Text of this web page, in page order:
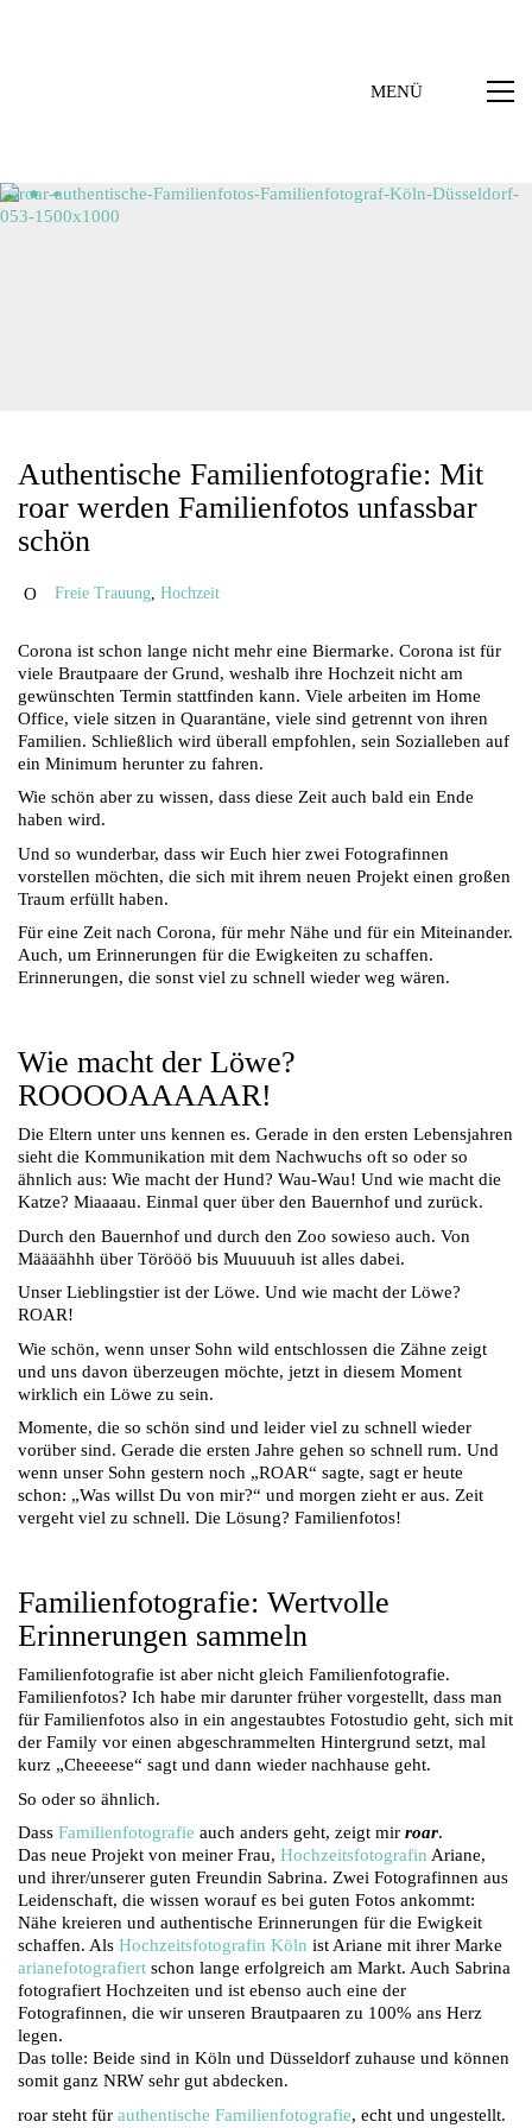
MENÜ
Authentische Familienfotografie: Mit
roar werden Familienfotos unfassbar
schön
Freie Trauung Hochzeit
Corona ist schon lange nicht mehr eine Biermarke. Corona ist für
viele Brautpaare der Grund, weshalb ihre Hochzeit nicht am
gewünschten Termin stattfinden kann. Viele arbeiten im Home
Office, viele sitzen in Quarantäne, viele sind getrennt von ihren
Familien. Schließlich wird überall empfohlen, sein Sozialleben auf
ein Minimum herunter zu fahren.
Wie schön aber zu wissen, dass diese Zeit auch bald ein Ende
haben wird.
Und so wunderbar, dass wir Euch hier zwei Fotografinnen
vorstellen möchten, die sich mit ihrem neuen Projekt einen großen
Traum erfüllt haben.
Für eine Zeit nach Corona, für mehr Nähe und für ein Miteinander.
Auch, um Erinnerungen für die Ewigkeiten zu schaffen.
Erinnerungen, die sonst viel zu schnell wieder weg wären.
Wie macht der Löwe?
ROOOOAAAAAR!
Die Eltern unter uns kennen es. Gerade in den ersten Lebensjahren
sieht die Kommunikation mit dem Nachwuchs oft so oder so
ähnlich aus: Wie macht der Hund? Wau-Wau! Und wie macht die
Katze? Miaaaau. Einmal quer über den Bauernhof und zurück.
Durch den Bauernhof und durch den Zoo sowieso auch. Von
Määäähhh über Törööö bis Muuuuuh ist alles dabei.
Unser Lieblingstier ist der Löwe. Und wie macht der Löwe?
ROAR!
Wie schön, wenn unser Sohn wild entschlossen die Zähne zeigt
und uns davon überzeugen möchte, jetzt in diesem Moment
wirklich ein Löwe zu sein.
Momente, die so schön sind und leider viel zu schnell wieder
vorüber sind. Gerade die ersten Jahre gehen so schnell rum. Und
wenn unser Sohn gestern noch „ROAR“ sagte, sagt er heute
schon: „Was willst Du von mir?“ und morgen zieht er aus. Zeit
vergeht viel zu schnell. Die Lösung? Familienfotos!
Familienfotografie: Wertvolle
Erinnerungen sammeln
Familienfotografie ist aber nicht gleich Familienfotografie.
Familienfotos? Ich habe mir darunter früher vorgestellt, dass man
für Familienfotos also in ein angestaubtes Fotostudio geht, sich mit
der Family vor einen abgeschrammelten Hintergrund setzt, mal
kurz „Cheeeese“ sagt und dann wieder nachhause geht.
So oder so ähnlich.
Dass Familienfotografie auch anders geht, zeigt mir roar.
Das neue Projekt von meiner Frau, Hochzeitsfotografin Ariane,
und ihrer/unserer guten Freundin Sabrina. Zwei Fotografinnen aus
Leidenschaft, die wissen worauf es bei guten Fotos ankommt:
Nähe kreieren und authentische Erinnerungen für die Ewigkeit
schaffen. Als Hochzeitsfotografin Köln ist Ariane mit ihrer Marke
arianefotografiert schon lange erfolgreich am Markt. Auch Sabrina
fotografiert Hochzeiten und ist ebenso auch eine der
Fotografinnen, die wir unseren Brautpaaren zu 100% ans Herz
legen.
Das tolle: Beide sind in Köln und Düsseldorf zuhause und können
somit ganz NRW sehr gut abdecken.
roar steht für authentische Familienfotografie, echt und ungestellt.